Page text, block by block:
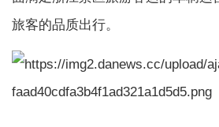
旅客的品质出行。